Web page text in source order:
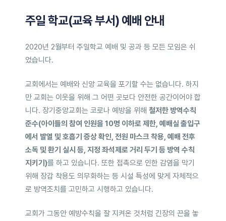
주일 학교(교육 부서) 예배 안내
2020년 2월부터 주일학교 예배 및 공과 등 모든 모임은 쉬
었습니다.
교회에서는 예배와 신앙 교육을 포기할 수는 없습니다. 하지
만 교회는 이웃을 위해 그 어떤 곳보다 안전한 공간이어야 합
니다. 장기중앙교회는 코로나 예방을 위해 철저한 방역수칙
준수(아이들의 참여 인원을 10명 이하로 제한, 예배실 출입구
에서 발열 및 호흡기 증상 확인, 전원 마스크 착용, 예배 전후
소독 및 환기 실시 등, 지정 좌석제로 거리 두기 등 방역 수칙
지키기)를 하고 있습니다. 또한 접촉으로 인한 감염을 막기
위해 장갑 착용도 의무화하는 등 시설 특성에 맞게 자체적으
로 방역조치를 고민하고 시행하고 있습니다.
교회가 그동안 예방수칙을 잘 지켜온 것처럼 긴장의 끈을 놓